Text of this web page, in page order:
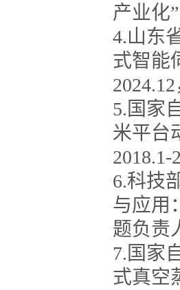
产业化
4.山东
式智能
5.国家
米平台
2018.1-
6.科技
与应用
题负责
7.国家
式真空